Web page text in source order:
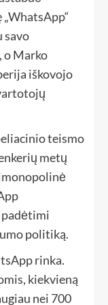
savo
o Marko
iškovojo
teismo
metų
politiką.
rinka.
kiekvieną
nei 700